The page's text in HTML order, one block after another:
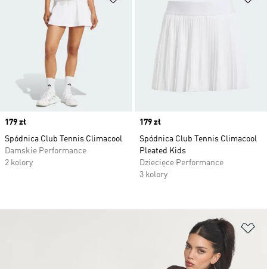
Price
179 zł
Spódnica Club Tennis Climacool
Damskie Performance
2 kolory
Price
179 zł
Spódnica Club Tennis Climacool
Pleated Kids
Dziecięce Performance
3 kolory